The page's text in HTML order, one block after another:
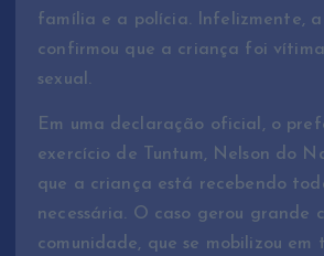
família e a polícia. Infelizmente, a
confirmou que a criança foi
sexual.
Em uma declaração oficial, o
exercício de Tuntum, Nelson do
que a criança está recebendo
necessária. O caso gerou grande
comunidade, que se mobilizou